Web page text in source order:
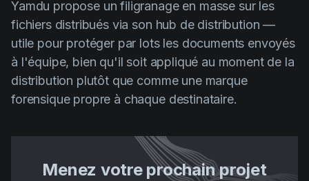
Yamdu propose un filigranage en masse sur les
fichiers distribués via son hub de distribution —
utile pour protéger par lots les documents envoyés
à l'équipe, bien qu'il soit appliqué au moment de la
distribution plutôt que comme une marque
forensique propre à chaque destinataire.
Menez votre prochain projet